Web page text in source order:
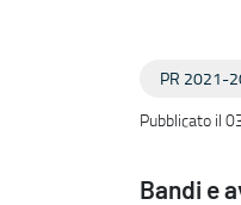
PR 2021-
Pubblicato il
Bandi e